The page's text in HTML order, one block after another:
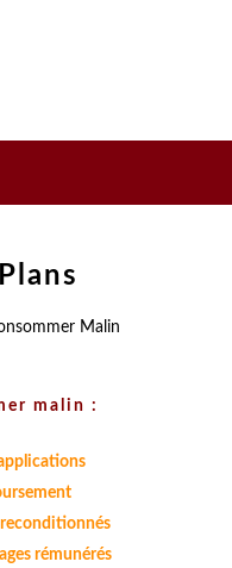
malin :
rémunérés